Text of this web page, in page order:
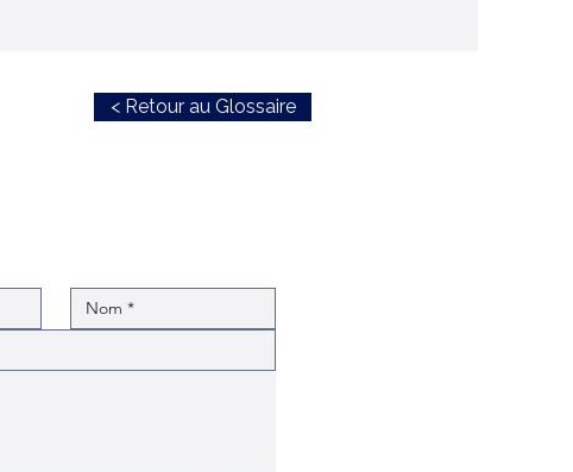
< Retour au Glossaire